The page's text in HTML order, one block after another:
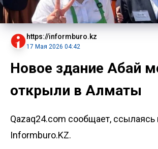
https://informburo.kz
17 Мая 2026 04:42
Новое здание Абай
открыли в Алматы
Qazaq24.com сообщает, ссылаясь
Informburo.KZ.